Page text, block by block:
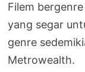
Filem
yang segar
genre
Metrowealth.